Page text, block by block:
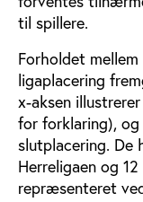
til spillere.
Forholdet
ligaplacering
x-aksen
for forklaring), og
slutplacering. De
Herreligaen og
repræsenteret